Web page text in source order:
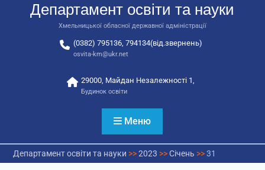
національно-патріотичне
виховання
Департамент освіти та науки
Хмельницької обласної державної адміністрації
(0382) 795136, 794134(від.звернень)
osvita-km@ukr.net
29000, Майдан Незалежності 1,
Будинок освіти
Меню
Департамент освіти та науки >>2023 >>Січень >>31